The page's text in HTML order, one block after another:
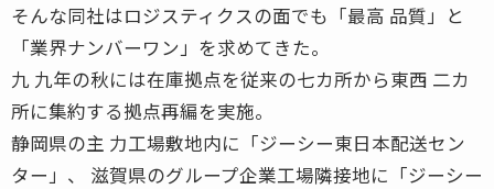
そんな同社はロジスティクスの面でも「最高 品質」と
「業界ナンバーワン」を求めてきた。
九 九年の秋には在庫拠点を従来の七カ所から東西 二カ
所に集約する拠点再編を実施。
静岡県の主 力工場敷地内に「ジーシー東日本配送セン
ター」、 滋賀県のグループ企業工場隣接地に「ジーシー